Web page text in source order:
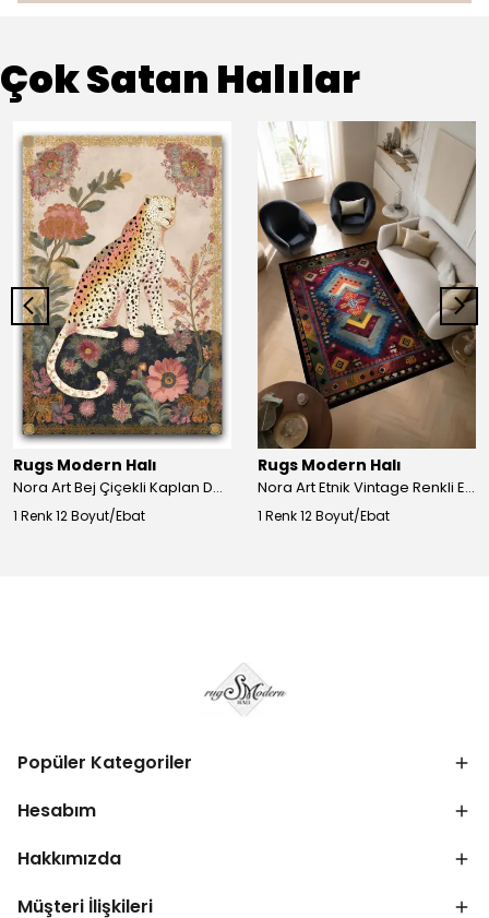
Çok Satan Halılar
Rugs Modern Halı
Nora Art Bej Çiçekli Kaplan Desenli Dokuma Taban Dekoratif Salon Halısı 61
1 Renk 12 Boyut/Ebat
Rugs Modern Halı
Nora Art Etnik Vintage Renkli Eskitme Dokuma Taban Dekoratif Salon Halısı 63
1 Renk 12 Boyut/Ebat
Popüler Kategoriler
Hesabım
Hakkımızda
Müşteri İlişkileri